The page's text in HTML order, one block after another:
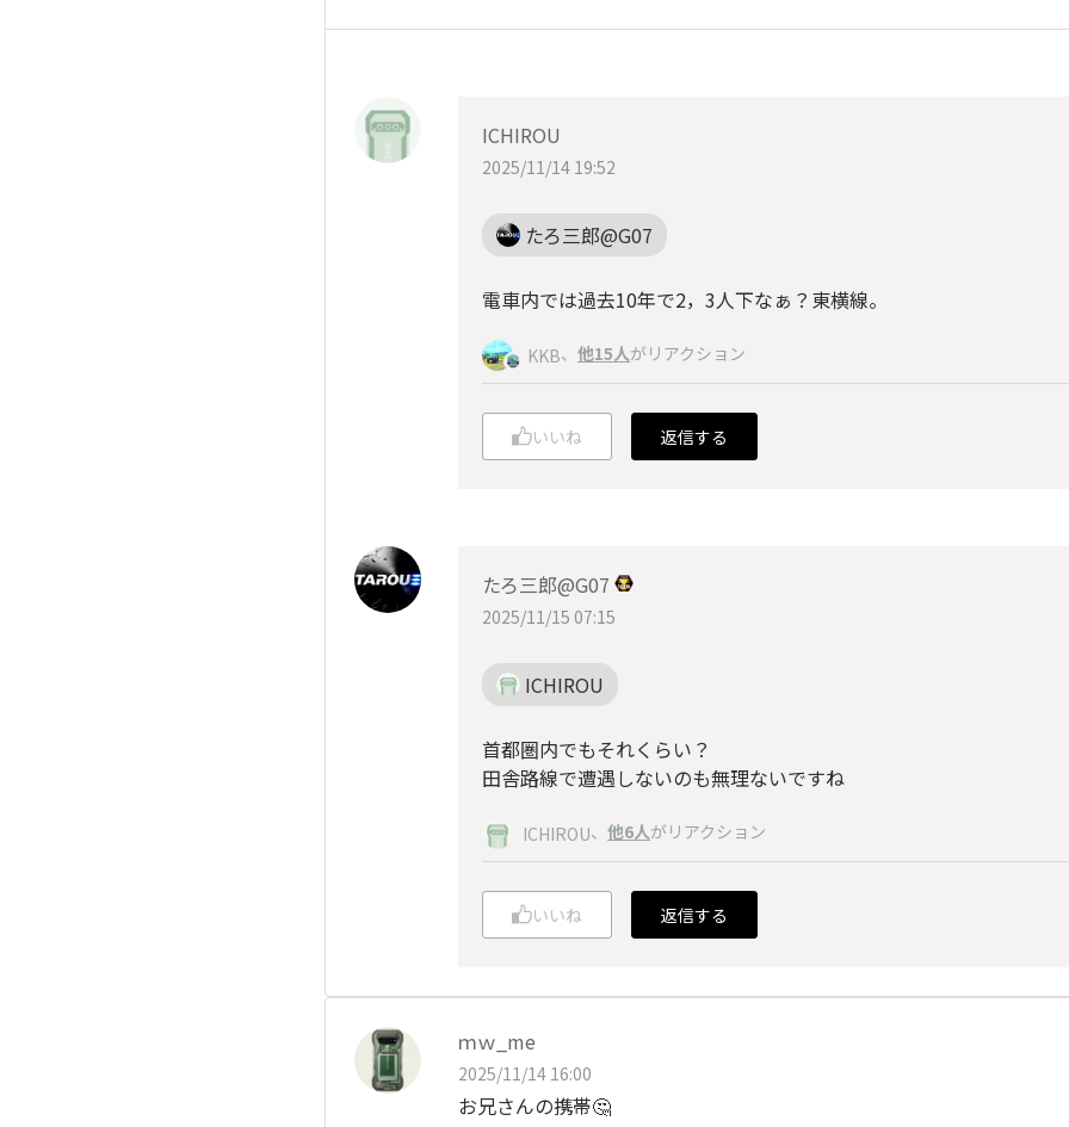
ICHIROU
2025/11/14 19:52
たろ三郎@G07
電車内では過去10年で2，3人下なぁ？東横線。
KKB、 他15人がリアクション
いいね 返信する
たろ三郎@G07
2025/11/15 07:15
ICHIROU
首都圏内でもそれくらい？
田舎路線で遭遇しないのも無理ないですね
ICHIROU、 他6人がリアクション
いいね 返信する
ｍｗ_me
2025/11/14 16:00
お兄さんの携帯🤔